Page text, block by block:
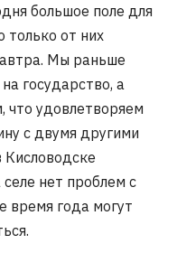
большое поле для
только от них
Мы раньше
государство, а
что удовлетворяем
с двумя другими
Кисловодске
нет проблем с
года могут